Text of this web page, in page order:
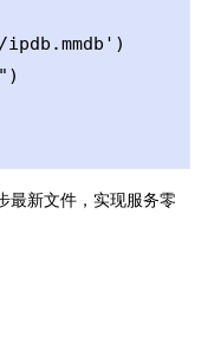
最新文件，实现服务零